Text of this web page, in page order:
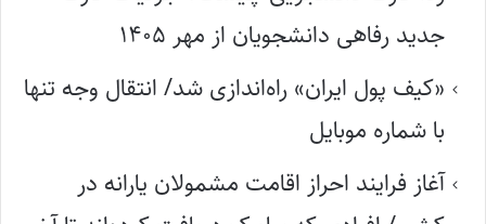
جدید رفاهی دانشجویان از مهر ۱۴۰۵
«کیف پول ایران» راه‌اندازی شد/ انتقال وجه تنها
با شماره موبایل
آغاز فرایند احراز اقامت مشمولان یارانه در